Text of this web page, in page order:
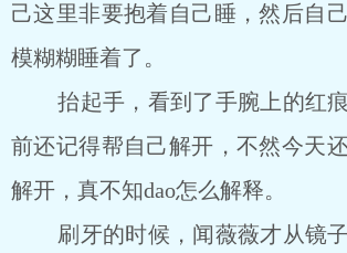
己这里非要抱着自己睡，然后自
模糊糊睡着了。
抬起手，看到了手腕上的红痕
前还记得帮自己解开，不然今天
解开，真不知dao怎么解释。
刷牙的时候，闻薇薇才从镜子